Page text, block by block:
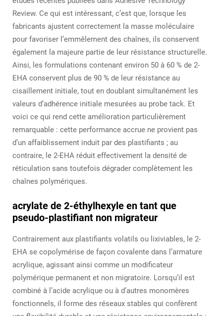
Review. Ce qui est intéressant, c’est que, lorsque les
fabricants ajustent correctement la masse moléculaire
pour favoriser l’emmêlement des chaînes, ils conservent
également la majeure partie de leur résistance structurelle.
Ainsi, les formulations contenant environ 50 à 60 % de 2-
EHA conservent plus de 90 % de leur résistance au
cisaillement initiale, tout en doublant simultanément les
valeurs d’adhérence initiale mesurées au probe tack. Et
voici ce qui rend cette amélioration particulièrement
remarquable : cette performance accrue ne provient pas
d’un affaiblissement induit par des plastifiants ; au
contraire, le 2-EHA réduit effectivement la densité de
réticulation sans toutefois dégrader complètement les
chaînes polymériques.
acrylate de 2-éthylhexyle en tant que
pseudo-plastifiant non migrateur
Contrairement aux plastifiants volatils ou lixiviables, le 2-
EHA se copolymérise de façon covalente dans l’armature
acrylique, agissant ainsi comme un modificateur
polymérique permanent et non migratoire. Lorsqu’il est
combiné à l’acide acrylique ou à d’autres monomères
fonctionnels, il forme des réseaux stables qui confèrent